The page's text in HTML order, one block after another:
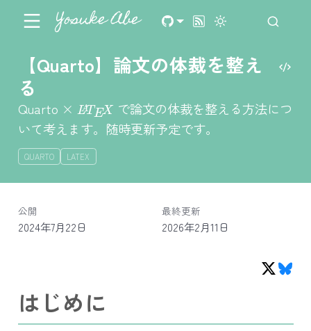
Yosuke Abe
【Quarto】論文の体裁を整え
る
Quarto ×
で論文の体裁を整える方法につ
いて考えます。随時更新予定です。
QUARTO LATEX
公開
2024年7月22日
最終更新
2026年2月11日
はじめに